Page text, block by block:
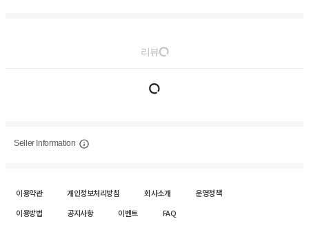
리뷰
Seller Information
이용약관 개인정보처리방침 회사소개
운영정책
이용방법
공지사항 이벤트 FAQ